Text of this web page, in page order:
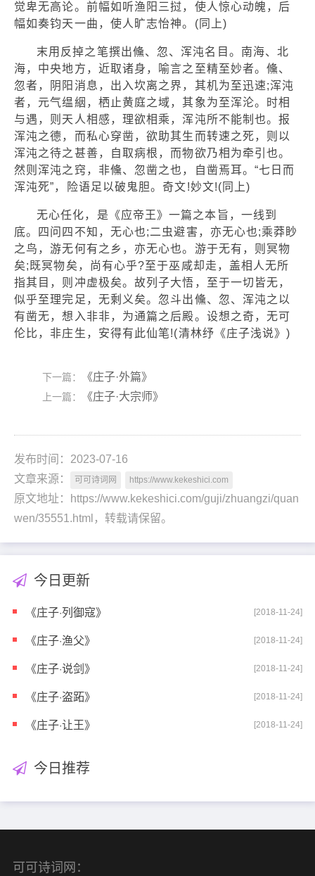
觉卑无高论。前幅如听渔阳三挝，使人惊心动魄，后
幅如奏钧天一曲，使人旷志怡神。(同上)
末用反掉之笔撰出儵、忽、浑沌名目。南海、北
海，中央地方，近取诸身，喻言之至精至妙者。儵、
忽者，阴阳消息，出入坎离之界，其机为至迅速;浑沌
者，元气缊絪，栖止黄庭之域，其象为至浑沦。时相
与遇，则天人相感，理欲相乘，浑沌所不能制也。报
浑沌之德，而私心穿凿，欲助其生而转速之死，则以
浑沌之待之甚善，自取病根，而物欲乃相为牵引也。
然则浑沌之窍，非儵、忽凿之也，自凿焉耳。“七日而
浑沌死”，险语足以破鬼胆。奇文!妙文!(同上)
无心任化，是《应帝王》一篇之本旨，一线到
底。四问四不知，无心也;二虫避害，亦无心也;乘莽眇
之鸟，游无何有之乡，亦无心也。游于无有，则冥物
矣;既冥物矣，尚有心乎?至于巫咸却走，盖相人无所
指其目，则冲虚极矣。故列子大悟，至于一切皆无，
似乎至理完足，无剩义矣。忽斗出儵、忽、浑沌之以
有凿无，想入非非，为通篇之后殿。设想之奇，无可
伦比，非庄生，安得有此仙笔!(清林纾《庄子浅说》)
下一篇： 《庄子·外篇》
上一篇： 《庄子·大宗师》
发布时间：2023-07-16
文章来源：
可可诗词网 https://www.kekeshici.com
原文地址：https://www.kekeshici.com/guji/zhuangzi/quan
wen/35551.html，转载请保留。
今日更新
《庄子·列御寇》 [2018-11-24]
《庄子·渔父》 [2018-11-24]
《庄子·说剑》 [2018-11-24]
《庄子·盗跖》 [2018-11-24]
《庄子·让王》 [2018-11-24]
今日推荐
可可诗词网：